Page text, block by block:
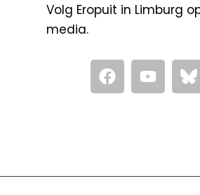
Volg Eropuit in Limburg
media.
F
a
c
Y
o
u